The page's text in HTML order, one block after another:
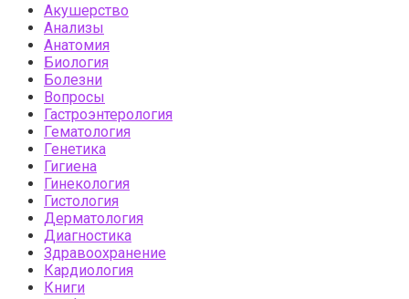
Акушерство
Анализы
Анатомия
Биология
Болезни
Вопросы
Гастроэнтерология
Гематология
Генетика
Гигиена
Гинекология
Гистология
Дерматология
Диагностика
Здравоохранение
Кардиология
Книги